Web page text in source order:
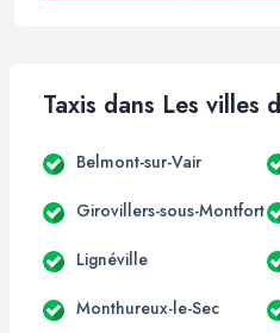
Taxis dans Les villes
Belmont-sur-Vair
Girovillers-sous-Montfort
Lignéville
Monthureux-le-Sec